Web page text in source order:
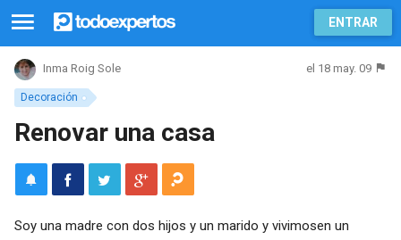
ENTRAR
Decoración
Inma Roig Sole el 18 may. 09
Renovar una casa
Soy una madre con dos hijos y un marido y vivimosen un